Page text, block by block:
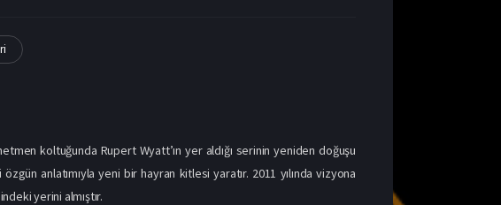
koltuğunda Rupert Wyatt’ın yer aldığı serinin yeniden doğuşu
anlatımıyla yeni bir hayran kitlesi yaratır. 2011 yılında vizyona
yerini almıştır.